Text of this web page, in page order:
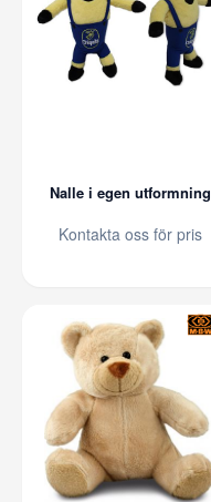
Nalle i egen utformning
Kontakta oss för pris